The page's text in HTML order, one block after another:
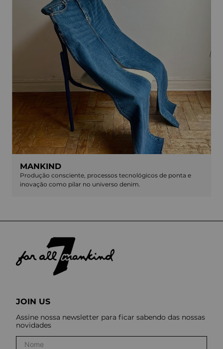
MANKIND
Produção consciente, processos tecnológicos de ponta e
inovação como pilar no universo denim.
JOIN US
Assine nossa newsletter para ficar sabendo das nossas
novidades